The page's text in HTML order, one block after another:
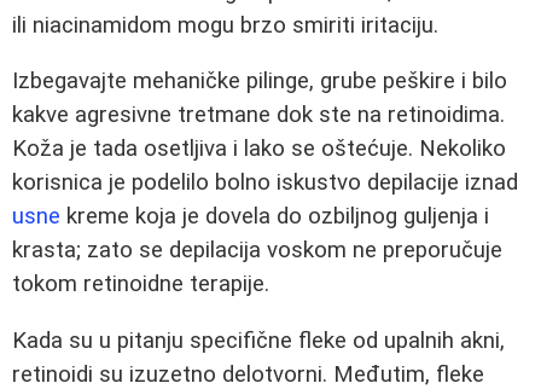
ili niacinamidom mogu brzo smiriti iritaciju.
Izbegavajte mehaničke pilinge, grube peškire i bilo
kakve agresivne tretmane dok ste na retinoidima.
Koža je tada osetljiva i lako se oštećuje. Nekoliko
korisnica je podelilo bolno iskustvo depilacije iznad
usne kreme koja je dovela do ozbiljnog guljenja i
krasta; zato se depilacija voskom ne preporučuje
tokom retinoidne terapije.
Kada su u pitanju specifične fleke od upalnih akni,
retinoidi su izuzetno delotvorni. Međutim, fleke